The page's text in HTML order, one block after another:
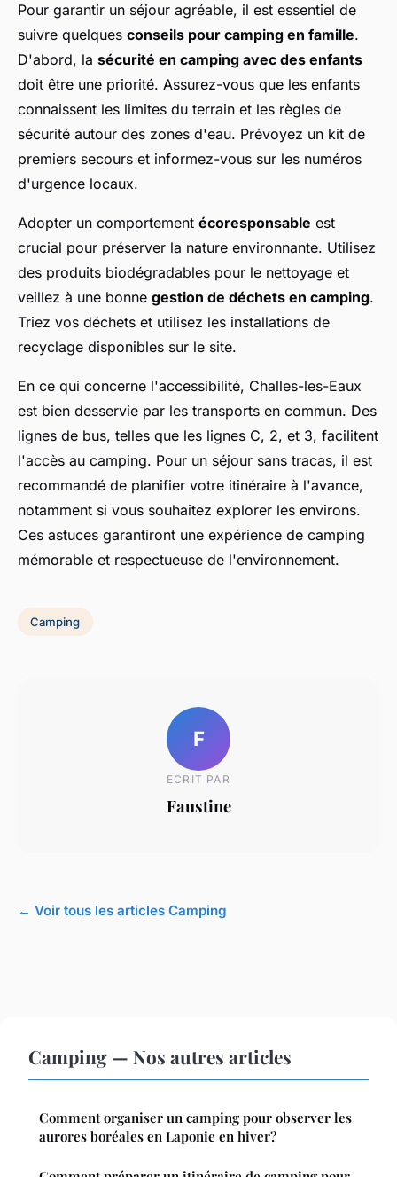
Pour garantir un séjour agréable, il est essentiel de
suivre quelques conseils pour camping en famille.
D'abord, la sécurité en camping avec des enfants
doit être une priorité. Assurez-vous que les enfants
connaissent les limites du terrain et les règles de
sécurité autour des zones d'eau. Prévoyez un kit de
premiers secours et informez-vous sur les numéros
d'urgence locaux.
Adopter un comportement écoresponsable est
crucial pour préserver la nature environnante. Utilisez
des produits biodégradables pour le nettoyage et
veillez à une bonne gestion de déchets en camping.
Triez vos déchets et utilisez les installations de
recyclage disponibles sur le site.
En ce qui concerne l'accessibilité, Challes-les-Eaux
est bien desservie par les transports en commun. Des
lignes de bus, telles que les lignes C, 2, et 3, facilitent
l'accès au camping. Pour un séjour sans tracas, il est
recommandé de planifier votre itinéraire à l'avance,
notamment si vous souhaitez explorer les environs.
Ces astuces garantiront une expérience de camping
mémorable et respectueuse de l'environnement.
Camping
F
ECRIT PAR
Faustine
← Voir tous les articles Camping
Camping — Nos autres articles
Comment organiser un camping pour observer les
aurores boréales en Laponie en hiver?